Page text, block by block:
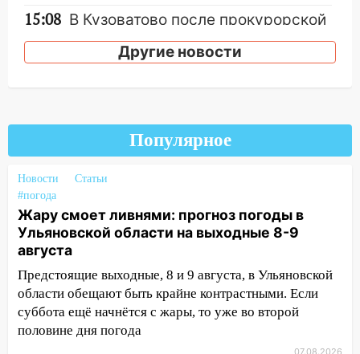
15:08 В Кузоватово после прокурорской
проверки обновили разметку на
пешеходных переходах
50-метровом участке
В Новом городе 8 августа пройдет
мотофристайлом и концертом
«Мураками»
14:04 Жару смоет ливнями: прогноз
погоды в Ульяновской области на
выходные 8-9 августа
13:30 В Ульяновске транспортные
полицейские проведут акцию «Час
пассажира»
Другие новости
Популярное
Новости
Статьи
#погода
Жару смоет ливнями: прогноз погоды в
Ульяновской области на выходные 8-9
августа
Предстоящие выходные, 8 и 9 августа, в Ульяновской
области обещают быть крайне контрастными. Если
суббота ещё начнётся с жары, то уже во второй
половине дня погода
07.08.2026